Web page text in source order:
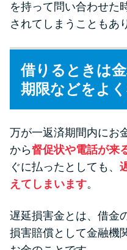
を持って問い合わせた
されてしまうこともあ
借りるときは
期限などをよ
万が一返済期間内にお
から督促状や電話が来
ぐに払ったとしても、
えてしまいます。
遅延損害金とは、借金
損害賠償として金融機